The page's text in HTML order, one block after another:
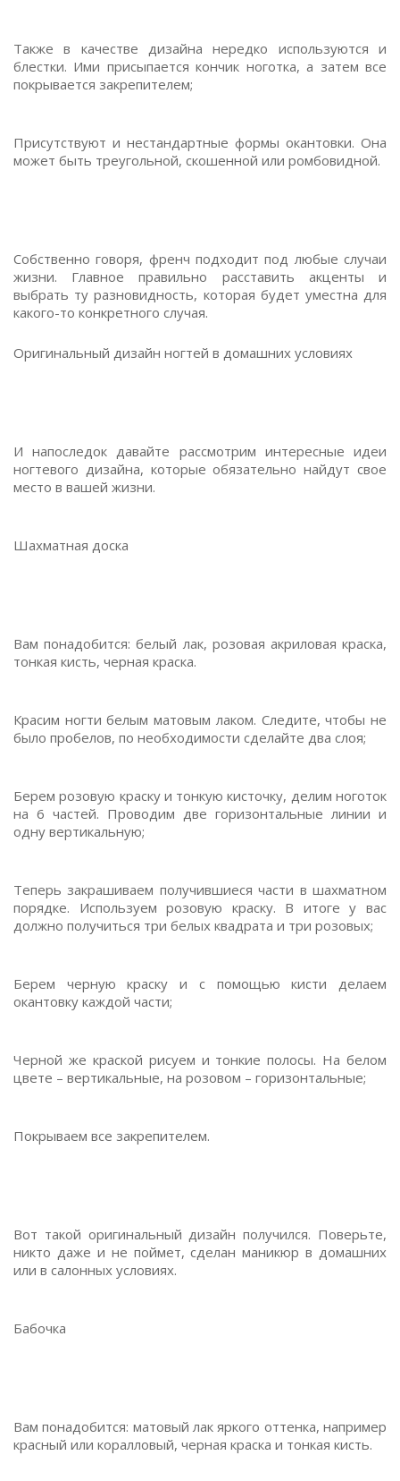
Также в качестве дизайна нередко используются и
блестки. Ими присыпается кончик ноготка, а затем все
покрывается закрепителем;
Присутствуют и нестандартные формы окантовки. Она
может быть треугольной, скошенной или ромбовидной.
Собственно говоря, френч подходит под любые случаи
жизни. Главное правильно расставить акценты и
выбрать ту разновидность, которая будет уместна для
какого-то конкретного случая.
Оригинальный дизайн ногтей в домашних условиях
И напоследок давайте рассмотрим интересные идеи
ногтевого дизайна, которые обязательно найдут свое
место в вашей жизни.
Шахматная доска
Вам понадобится: белый лак, розовая акриловая краска,
тонкая кисть, черная краска.
Красим ногти белым матовым лаком. Следите, чтобы не
было пробелов, по необходимости сделайте два слоя;
Берем розовую краску и тонкую кисточку, делим ноготок
на 6 частей. Проводим две горизонтальные линии и
одну вертикальную;
Теперь закрашиваем получившиеся части в шахматном
порядке. Используем розовую краску. В итоге у вас
должно получиться три белых квадрата и три розовых;
Берем черную краску и с помощью кисти делаем
окантовку каждой части;
Черной же краской рисуем и тонкие полосы. На белом
цвете – вертикальные, на розовом – горизонтальные;
Покрываем все закрепителем.
Вот такой оригинальный дизайн получился. Поверьте,
никто даже и не поймет, сделан маникюр в домашних
или в салонных условиях.
Бабочка
Вам понадобится: матовый лак яркого оттенка, например
красный или коралловый, черная краска и тонкая кисть.